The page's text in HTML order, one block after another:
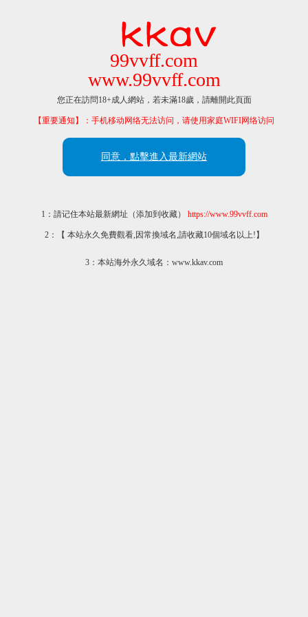
99vvff.com
www.99vvff.com
您正在訪問18+成人網站，若未滿18歲，請離開此頁面
【重要通知】：手机移动网络无法访问，请使用家庭WIFI网络访问
同意，點擊進入最新網站
1：請记住本站最新網址（添加到收藏） https://www.99vvff.com
2：【 本站永久免費觀看,因常換域名,請收藏10個域名以上!】
3：本站海外永久域名：www.kkav.com